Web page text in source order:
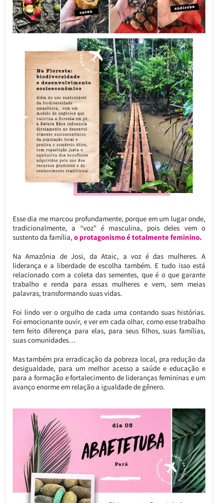
Esse dia me marcou profundamente, porque em um lugar onde,
tradicionalmente, a “voz” é masculina, pois deles vem o
sustento da família, o protagonismo é totalmente feminino.
Na Amazônia de Josi, da Ataic, a voz é das mulheres. A
liderança e a liberdade de escolha também. E tudo isso está
relacionado com a coleta das sementes, que é o que garante
trabalho e renda para essas mulheres e vem, sem meias
palavras, transformando suas vidas.
Foi lindo ver o orgulho de cada uma contando suas histórias.
Foi emocionante ouvir, e ver em cada olhar, como esse trabalho
tem feito diferença para elas, para seus filhos, suas famílias,
suas comunidades…
Mas também pra erradicação da pobreza local, pra redução da
desigualdade, para um melhor acesso a saúde e educação e
para a formação e fortalecimento de lideranças femininas e um
avanço enorme em relação a igualdade de gênero.